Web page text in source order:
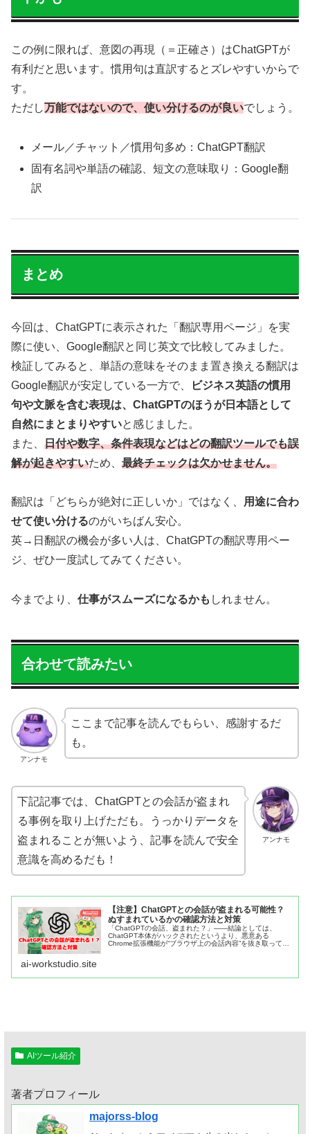
この例に限れば、意図の再現（＝正確さ）はChatGPTが
有利だと思います。慣用句は直訳するとズレやすいからで
す。
ただし 万能ではないので、使い分けるのが良いでしょう。
メール／チャット／慣用句多め：ChatGPT翻訳
固有名詞や単語の確認、短文の意味取り：Google翻
訳
まとめ
今回は、ChatGPTに表示された「翻訳専用ページ」を実
際に使い、Google翻訳と同じ英文で比較してみました。
検証してみると、単語の意味をそのまま置き換える翻訳は
Google翻訳が安定している一方で、
ビジネス英語の慣用
句や文脈を含む表現は、ChatGPTのほうが日本語として
自然にまとまりやすいと感じました。
また、 日付や数字、条件表現などはどの翻訳ツールでも誤
解が起きやすいため、 最終チェックは欠かせません。
翻訳は「どちらが絶対に正しいか」ではなく、 用途に合わ
せて使い分けるのがいちばん安心。
英→日翻訳の機会が多い人は、ChatGPTの翻訳専用ペー
ジ、ぜひ一度試してみてください。
今までより、 仕事がスムーズになるかも しれません。
合わせて読みたい
アンナモ
ここまで記事を読んでもらい、感謝するだ
も。
アンナモ
下記記事では、ChatGPTとの会話が盗まれ
る事例を取り上げただも。うっかりデータを
盗まれることが無いよう、記事を読んで安全
意識を高めるだも！
【注意】ChatGPTとの会話が盗まれる可能性？
ぬすまれているかの確認方法と対策
「ChatGPTの会話、盗まれた？」――結論としては、
ChatGPT本体がハックされたというより、悪意ある
Chrome拡張機能が“ブラウザ上の会話内容”を抜き取って外
ai-workstudio.site
AIツール紹介
著者プロフィール
majorss-blog